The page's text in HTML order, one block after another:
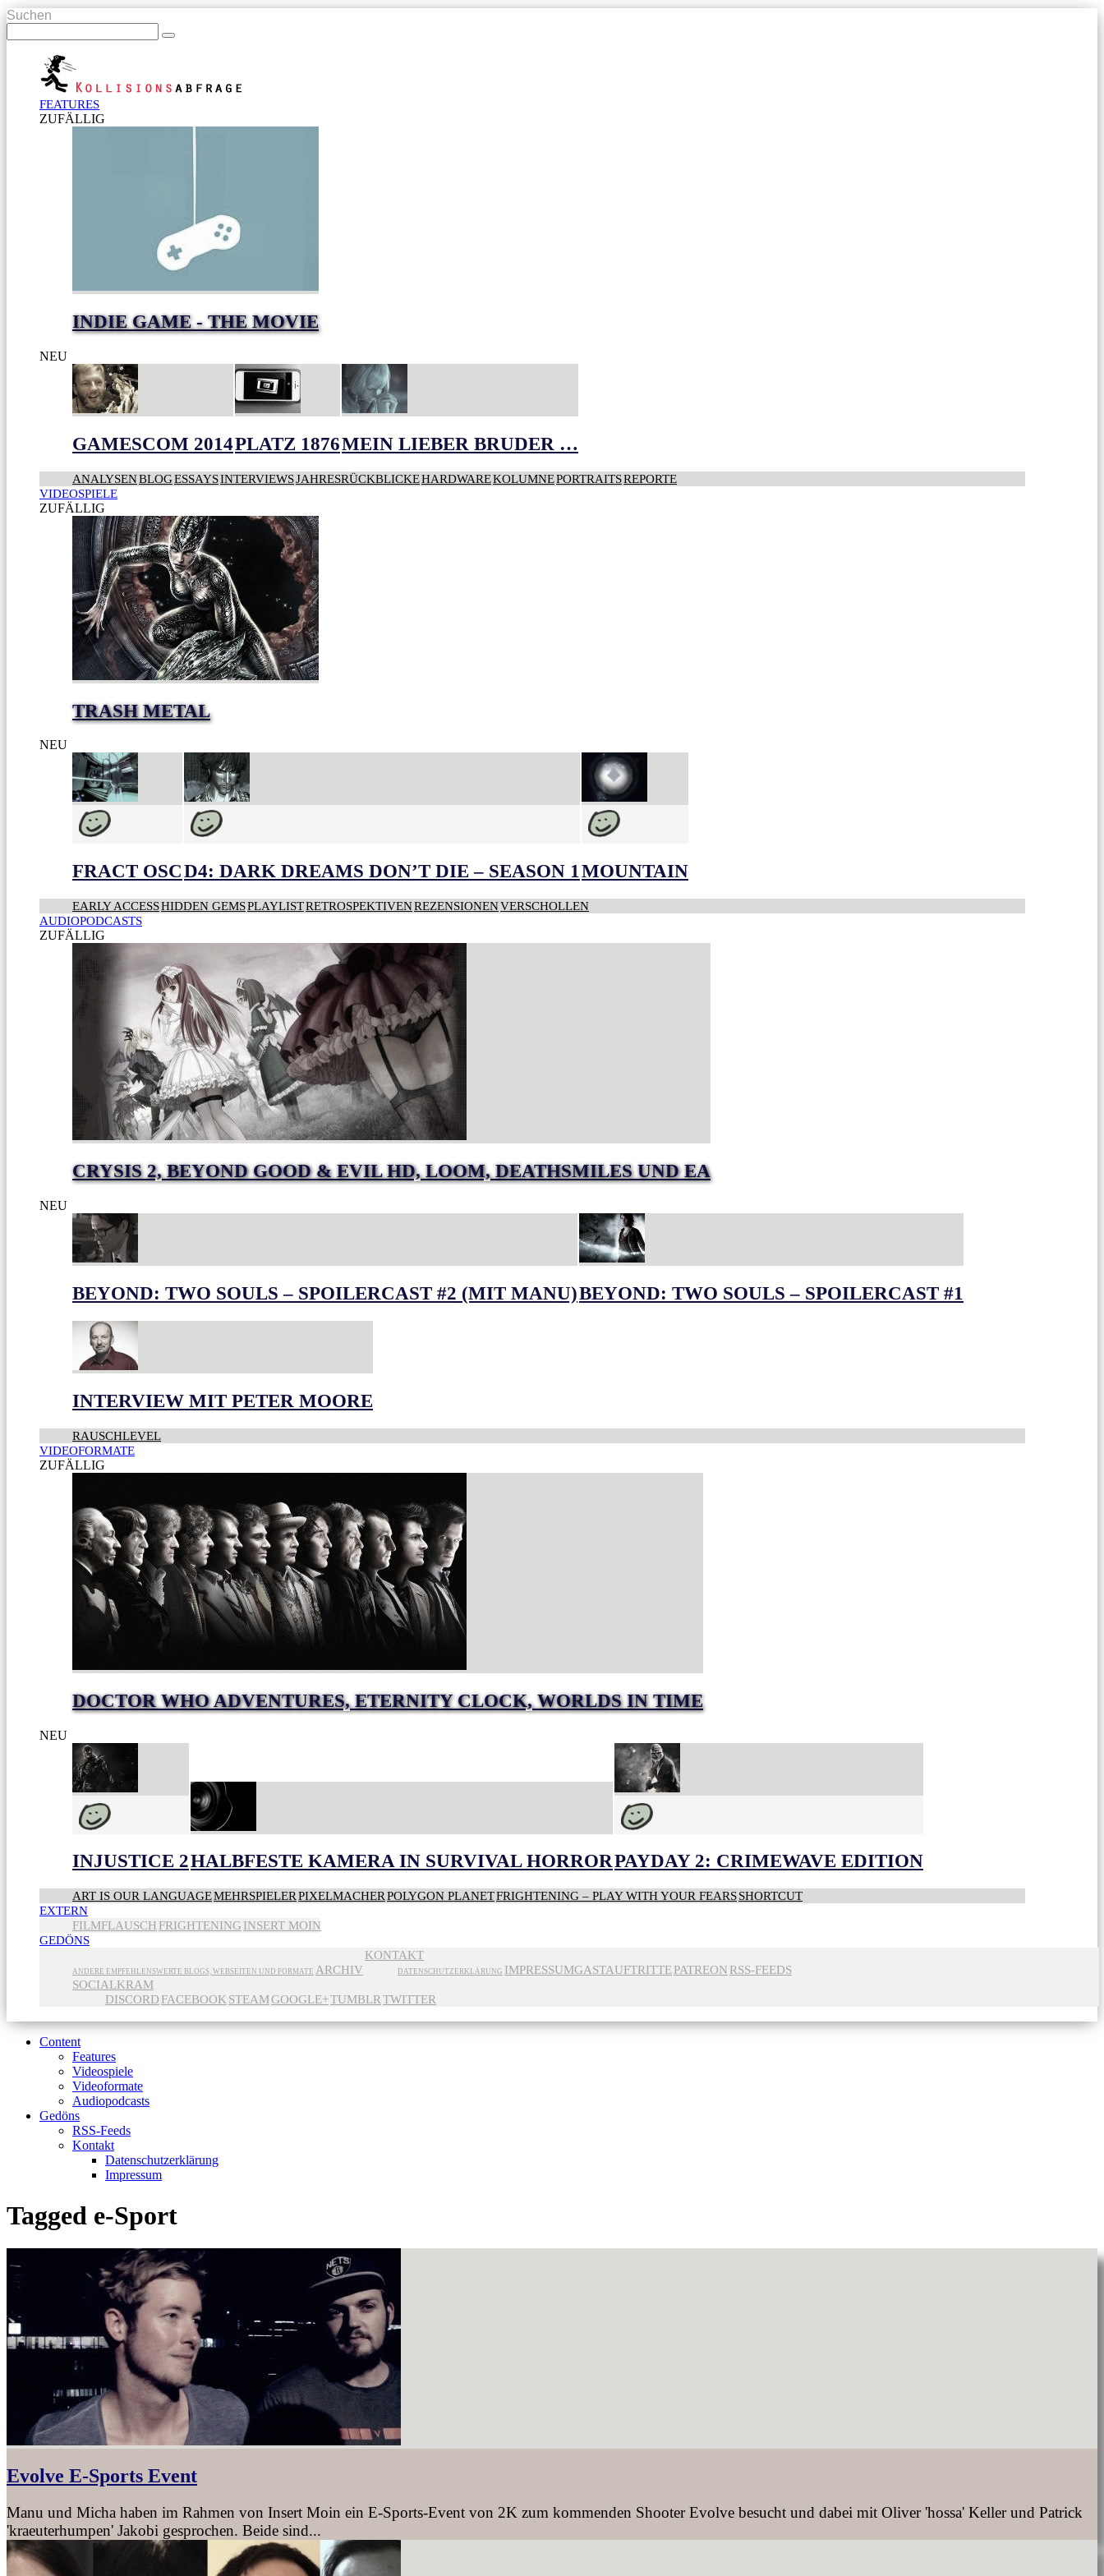
Suchen
FEATURES
ZUFÄLLIG
INDIE GAME - THE MOVIE
NEU
GAMESCOM 2014PLATZ 1876MEIN LIEBER BRUDER …
ANALYSENBLOGESSAYSINTERVIEWSJAHRESRÜCKBLICKEHARDWAREKOLUMNEPORTRAITSREPORTE
VIDEOSPIELE
ZUFÄLLIG
TRASH METAL
NEU
FRACT OSCD4: DARK DREAMS DON’T DIE – SEASON 1MOUNTAIN
EARLY ACCESSHIDDEN GEMSPLAYLISTRETROSPEKTIVENREZENSIONENVERSCHOLLEN
AUDIOPODCASTS
ZUFÄLLIG
CRYSIS 2, BEYOND GOOD & EVIL HD, LOOM, DEATHSMILES UND EA
NEU
BEYOND: TWO SOULS – SPOILERCAST #2 (MIT MANU)BEYOND: TWO SOULS – SPOILERCAST #1
INTERVIEW MIT PETER MOORE
RAUSCHLEVEL
VIDEOFORMATE
ZUFÄLLIG
DOCTOR WHO ADVENTURES, ETERNITY CLOCK, WORLDS IN TIME
NEU
INJUSTICE 2HALBFESTE KAMERA IN SURVIVAL HORRORPAYDAY 2: CRIMEWAVE EDITION
ART IS OUR LANGUAGEMEHRSPIELERPIXELMACHERPOLYGON PLANETFRIGHTENING – PLAY WITH YOUR FEARSSHORTCUT
EXTERN
FILMFLAUSCH FRIGHTENING INSERT MOIN
GEDÖNS
ANDERE EMPFEHLENSWERTE BLOGS, WEBSEITEN UND FORMATE ARCHIV
KONTAKT
DATENSCHUTZERKLÄRUNG IMPRESSUMGASTAUFTRITTEPATREON RSS-FEEDS
SOCIALKRAM
DISCORD FACEBOOK STEAMGOOGLE+TUMBLRTWITTER
Content
Features
Videospiele
Videoformate
Audiopodcasts
Gedöns
RSS-Feeds
Kontakt
Datenschutzerklärung
Impressum
Tagged e-Sport
Evolve E-Sports Event
Manu und Micha haben im Rahmen von Insert Moin ein E-Sports-Event von 2K zum kommenden Shooter Evolve besucht und dabei mit Oliver 'hossa' Keller und Patrick
'kraeuterhumpen' Jakobi gesprochen. Beide sind...